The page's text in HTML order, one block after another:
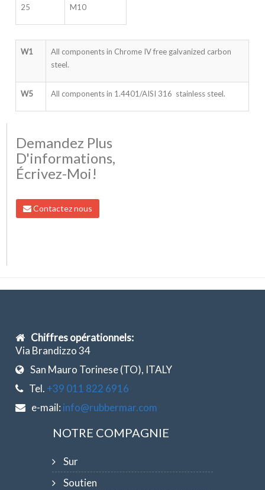
25 M10
W1
All components in Chrome IV free galvanized carbon
steel.
W5 All components in 1.4401/AISI 316 stainless steel.
Demandez Plus
D'informations,
Écrivez-Moi!
Contactez nous
Chiffres opérationnels:
Via Brandizzo 34
San Mauro Torinese (TO), ITALY
Tel. +39 011 822 6916
e-mail: info@rubbermar.com
NOTRE COMPAGNIE
Sur
Soutien